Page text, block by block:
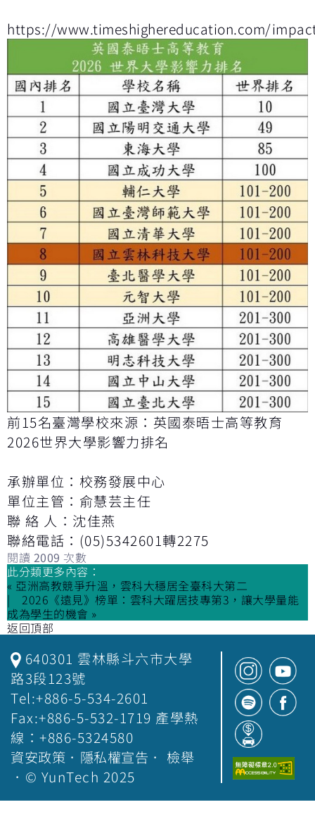
https://www.timeshighereducation.com/
前15名臺灣學校來源：英國泰晤士高等教育
2026世界大學影響力排名
承辦單位：校務發展中心
單位主管：俞慧芸主任
聯 絡 人：沈佳燕
聯絡電話：(05)5342601轉2275
閱讀 2009 次數
此分類更多內容：
« 亞洲高教競爭升溫，雲科大穩居全臺科大第二
2026《遠見》榜單：雲科大躍居技專第3，讓大學量能
成為學生的機會 »
返回頂部
640301 雲林縣斗六市大學
路3段123號
Tel:+886-5-534-2601
Fax:+886-5-532-1719 產學熱
線：+886-5324580
資安政策 ． 隱私權宣告 ． 檢舉
．© YunTech 2025